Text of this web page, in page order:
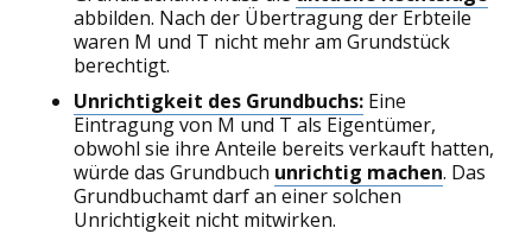
abbilden. Nach der Übertragung der Erbteile
waren M und T nicht mehr am Grundstück
berechtigt.
Unrichtigkeit des Grundbuchs: Eine
Eintragung von M und T als Eigentümer,
obwohl sie ihre Anteile bereits verkauft hatten,
würde das Grundbuch unrichtig machen. Das
Grundbuchamt darf an einer solchen
Unrichtigkeit nicht mitwirken.